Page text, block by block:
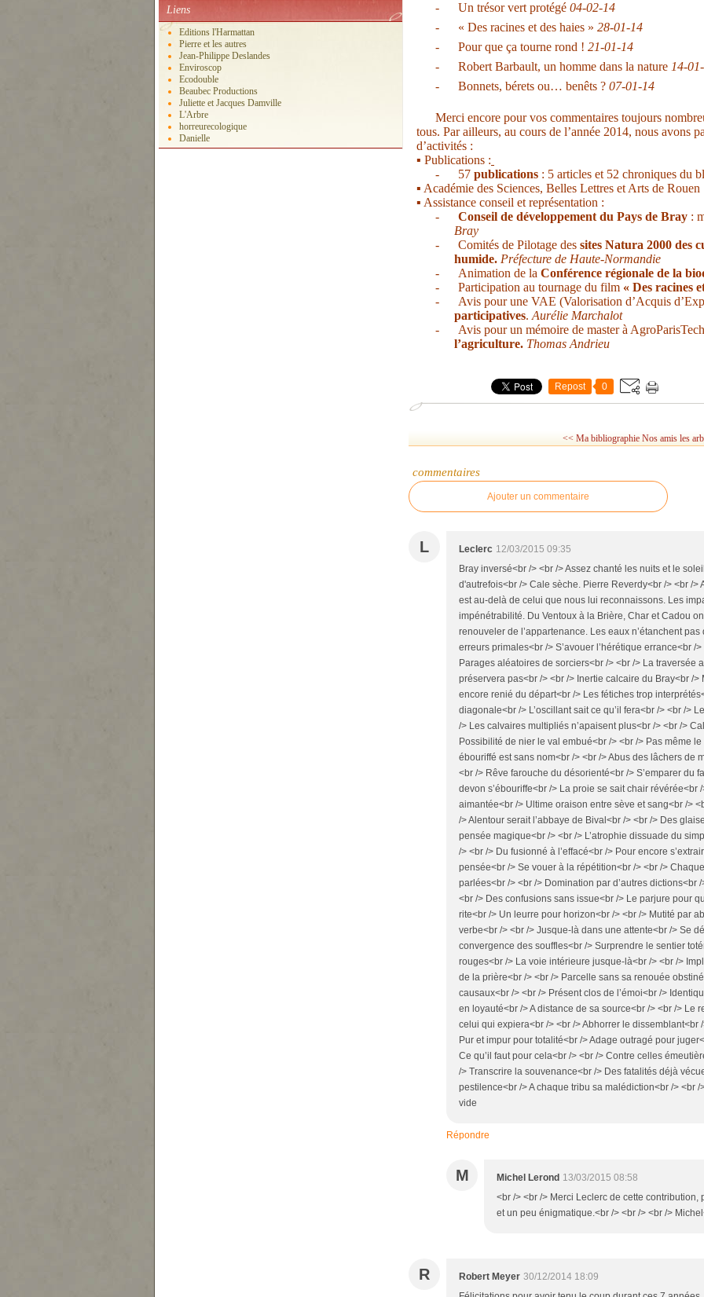
Liens
Editions l'Harmattan
Pierre et les autres
Jean-Philippe Deslandes
Enviroscop
Ecodouble
Beaubec Productions
Juliette et Jacques Damville
L'Arbre
horreurecologique
Danielle
-
Un trésor vert protégé 04-02-14
-
« Des racines et des haies » 28-01-14
-
Pour que ça tourne rond ! 21-01-14
-
Robert Barbault, un homme dans la nature 14-
-
Bonnets, bérets ou… benêts ? 07-01-14
Merci encore pour vos commentaires toujours
tous. Par ailleurs, au cours de l’année 2014, nous avons
d’activités :
▪ Publications :
-
57 publications : 5 articles et 52 chroniques du
▪ Académie des Sciences, Belles Lettres et Arts de
▪ Assistance conseil et représentation :
-
Conseil de développement du Pays de Bray :
Bray
-
Comités de Pilotage des sites Natura 2000 des
humide. Préfecture de Haute-Normandie
-
Animation de la Conférence régionale de la
-
Participation au tournage du film « Des racines
-
Avis pour une VAE (Valorisation d’Acquis
participatives. Aurélie Marchalot
-
Avis pour un mémoire de master à
l’agriculture. Thomas Andrieu
Repost 0
<< Ma bibliographie Nos amis les
commentaires
Ajouter un commentaire
L Leclerc 12/03/2015 09:35
Bray inversé<br /> <br /> Assez chanté les nuits et le
d'autrefois<br /> Cale sèche. Pierre Reverdy<br /> <br /
est au-delà de celui que nous lui reconnaissons. Les
impénétrabilité. Du Ventoux à la Brière, Char et Cadou
renouveler de l’appartenance. Les eaux n’étanchent
erreurs primales<br /> S’avouer l’hérétique errance<br
Parages aléatoires de sorciers<br /> <br /> La traversée
préservera pas<br /> <br /> Inertie calcaire du Bray<br /
encore renié du départ<br /> Les fétiches trop
diagonale<br /> L’oscillant sait ce qu’il fera<br /> <br />
/> Les calvaires multipliés n’apaisent plus<br /> <br />
Possibilité de nier le val embué<br /> <br /> Pas même
ébouriffé est sans nom<br /> <br /> Abus des lâchers de
<br /> Rêve farouche du désorienté<br /> S’emparer du
devon s’ébouriffe<br /> La proie se sait chair révérée<br
aimantée<br /> Ultime oraison entre sève et sang<br />
/> Alentour serait l’abbaye de Bival<br /> <br /> Des
pensée magique<br /> <br /> L’atrophie dissuade du
/> <br /> Du fusionné à l’effacé<br /> Pour encore
pensée<br /> Se vouer à la répétition<br /> <br />
parlées<br /> <br /> Domination par d’autres dictions<br
<br /> Des confusions sans issue<br /> Le parjure pour
rite<br /> Un leurre pour horizon<br /> <br /> Mutité par
verbe<br /> <br /> Jusque-là dans une attente<br /> Se
convergence des souffles<br /> Surprendre le sentier
rouges<br /> La voie intérieure jusque-là<br /> <br />
de la prière<br /> <br /> Parcelle sans sa renouée
causaux<br /> <br /> Présent clos de l’émoi<br />
en loyauté<br /> A distance de sa source<br /> <br /> Le
celui qui expiera<br /> <br /> Abhorrer le dissemblant<br
Pur et impur pour totalité<br /> Adage outragé pour
Ce qu’il faut pour cela<br /> <br /> Contre celles
/> Transcrire la souvenance<br /> Des fatalités déjà
pestilence<br /> A chaque tribu sa malédiction<br /> <br
vide
Répondre
M Michel Lerond 13/03/2015 08:58
<br /> <br /> Merci Leclerc de cette
et un peu énigmatique.<br /> <br /> <br />
R Robert Meyer 30/12/2014 18:09